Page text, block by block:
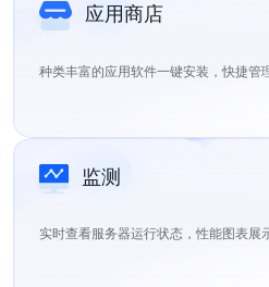
应用商店
种类丰富的应用软件一键安装，快捷管
监测
实时查看服务器运行状态，性能图表展